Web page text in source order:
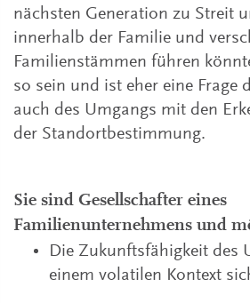
nächsten Generation zu Streit
innerhalb der Familie und
Familienstämmen führen
so sein und ist eher eine Frage
auch des Umgangs mit den
der Standortbestimmung.
Sie sind Gesellschafter eines
Familienunternehmens und
Die Zukunftsfähigkeit des
einem volatilen Kontext